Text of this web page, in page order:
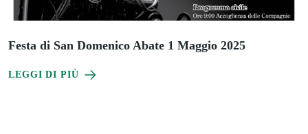
Festa di San Domenico Abate 1 Maggio 2025
LEGGI DI PIÙ